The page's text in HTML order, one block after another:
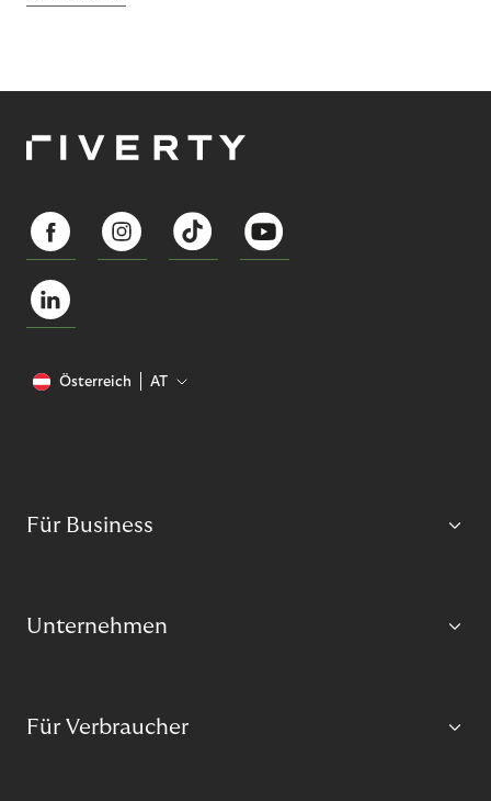
Österreich AT
Für Business
Unternehmen
Für Verbraucher